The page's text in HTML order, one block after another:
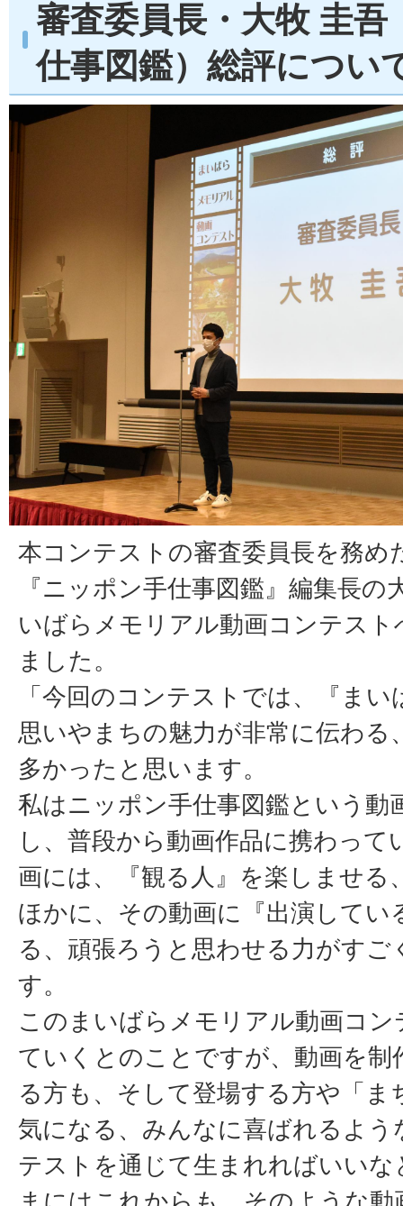
審査委員長・大牧 圭吾
仕事図鑑）総評につい
本コンテストの審査委員長を務め
『ニッポン手仕事図鑑』編集長の
いばらメモリアル動画コンテス
ました。
「今回のコンテストでは、『ま
思いやまちの魅力が非常に伝わる
多かったと思います。
私はニッポン手仕事図鑑という動
し、普段から動画作品に携わって
画には、『観る人』を楽しませる
ほかに、その動画に『出演してい
る、頑張ろうと思わせる力がす
す。
このまいばらメモリアル動画コ
ていくとのことですが、動画を制
る方も、そして登場する方や「ま
気になる、みんなに喜ばれるよう
テストを通じて生まれればいい